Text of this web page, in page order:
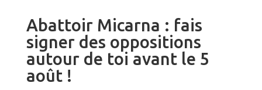
Abattoir Micarna : fais
signer des oppositions
autour de toi avant le 5
août !